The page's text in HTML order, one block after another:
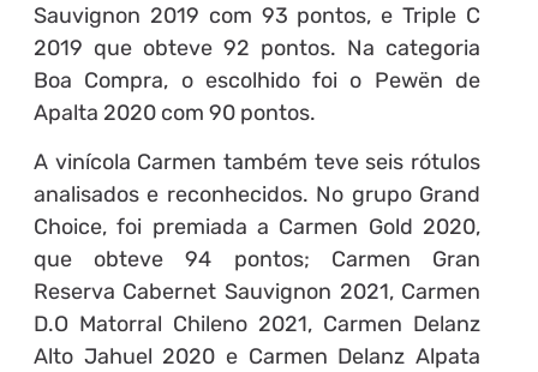
Sauvignon 2019 com 93 pontos, e Triple C
2019 que obteve 92 pontos. Na categoria
Boa Compra, o escolhido foi o Pewën de
Apalta 2020 com 90 pontos.
A vinícola Carmen também teve seis rótulos
analisados ​​e reconhecidos. No grupo Grand
Choice, foi premiada a Carmen Gold 2020,
que obteve 94 pontos; Carmen Gran
Reserva Cabernet Sauvignon 2021, Carmen
D.O Matorral Chileno 2021, Carmen Delanz
Alto Jahuel 2020 e Carmen Delanz Alpata